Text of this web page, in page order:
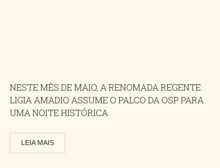
NESTE MÊS DE MAIO, A RENOMADA REGENTE
LIGIA AMADIO ASSUME O PALCO DA OSP PARA
UMA NOITE HISTÓRICA
LEIA MAIS